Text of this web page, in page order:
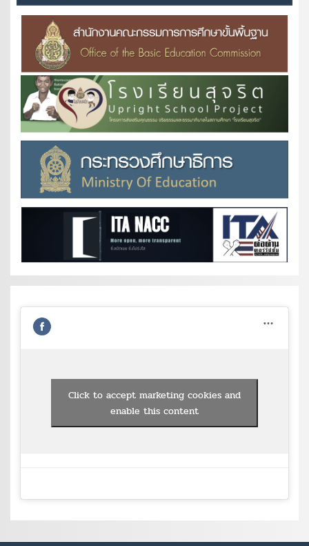
Click to accept marketing cookies and
enable this content